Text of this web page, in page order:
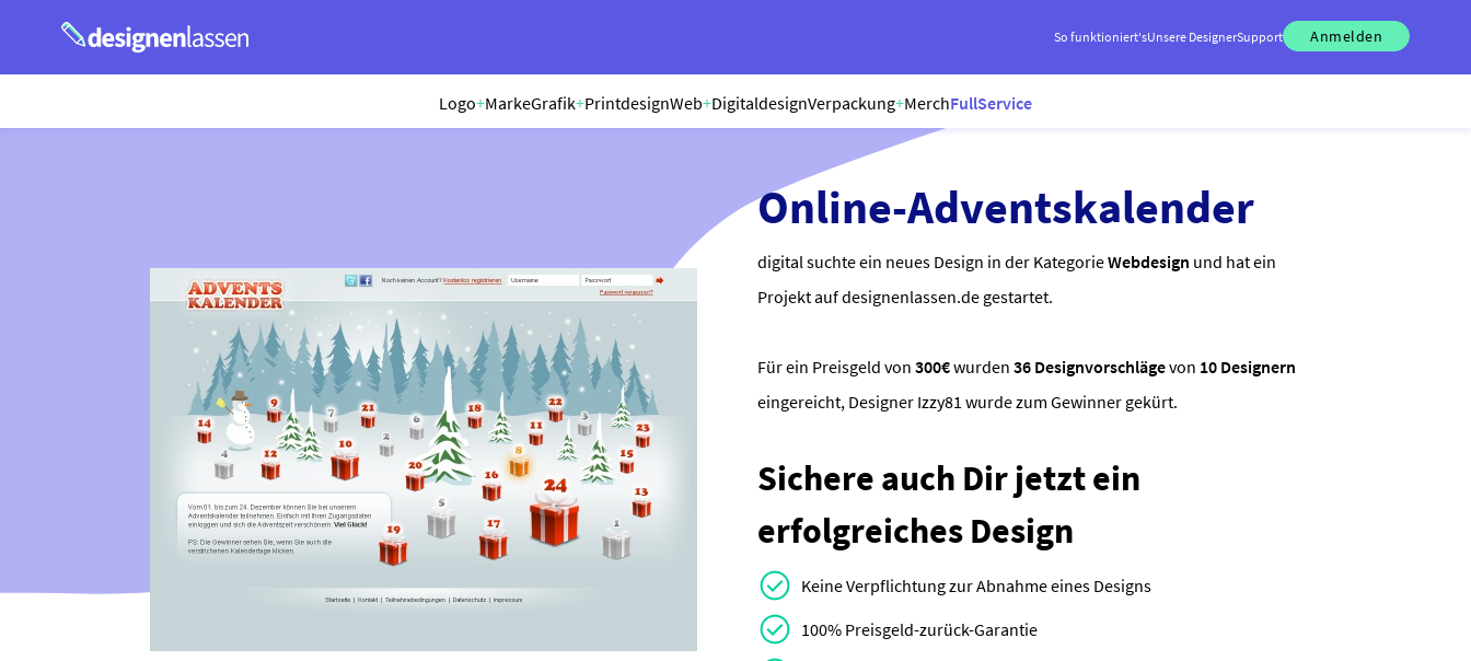
So funktioniert'sUnsere DesignerSupport Anmelden
Logo+MarkeGrafik+PrintdesignWeb+DigitaldesignVerpackung+MerchFullService
Online-Adventskalender
digital suchte ein neues Design in der KategorieWebdesign und hat ein
Projekt auf designenlassen.de gestartet.
Für ein Preisgeld von 300€wurden 36 Designvorschlägevon 10 Designern
eingereicht, Designer Izzy81 wurde zum Gewinner gekürt.
Sichere auch Dir jetzt ein
erfolgreiches Design
Keine Verpflichtung zur Abnahme eines Designs
100% Preisgeld-zurück-Garantie